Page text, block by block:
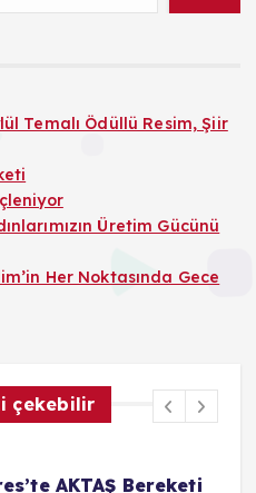
Temalı Ödüllü Resim, Şiir
Üretim Gücünü
Her Noktasında Gece
çekebilir
AKTAŞ Bereketi